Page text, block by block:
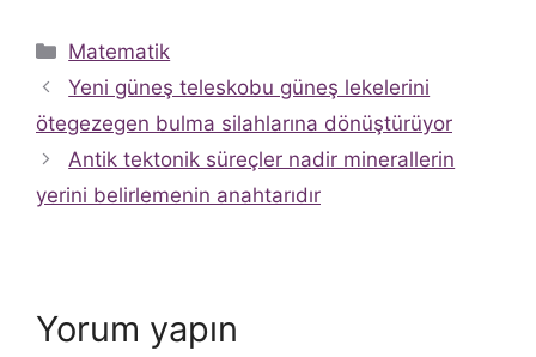
Kategoriler
Matematik
Yeni güneş teleskobu güneş lekelerini
ötegezegen bulma silahlarına dönüştürüyor
Antik tektonik süreçler nadir minerallerin
yerini belirlemenin anahtarıdır
Yorum yapın